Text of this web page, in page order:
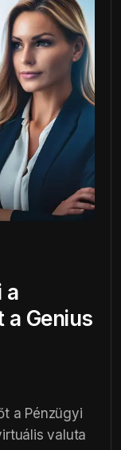
a
Genius
a Pénzügyi
valuta